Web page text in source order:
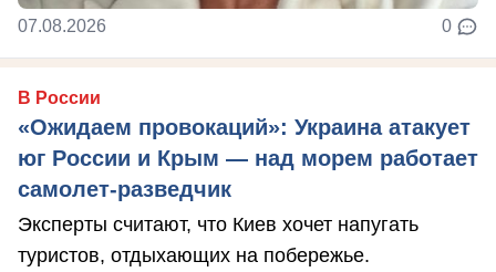
07.08.2026 0
В России
«Ожидаем провокаций»: Украина атакует
юг России и Крым — над морем работает
самолет-разведчик
Эксперты считают, что Киев хочет напугать
туристов, отдыхающих на побережье.